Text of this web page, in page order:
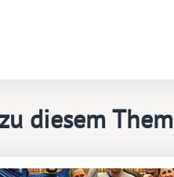
diesem